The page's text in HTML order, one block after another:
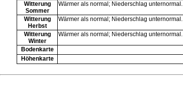
Witterung
Sommer
Wärmer als normal; Niederschlag unternormal.
Witterung
Herbst
Wärmer als normal; Niederschlag unternormal.
Witterung
Winter
Wärmer als normal; Niederschlag unternormal.
Bodenkarte
Höhenkarte